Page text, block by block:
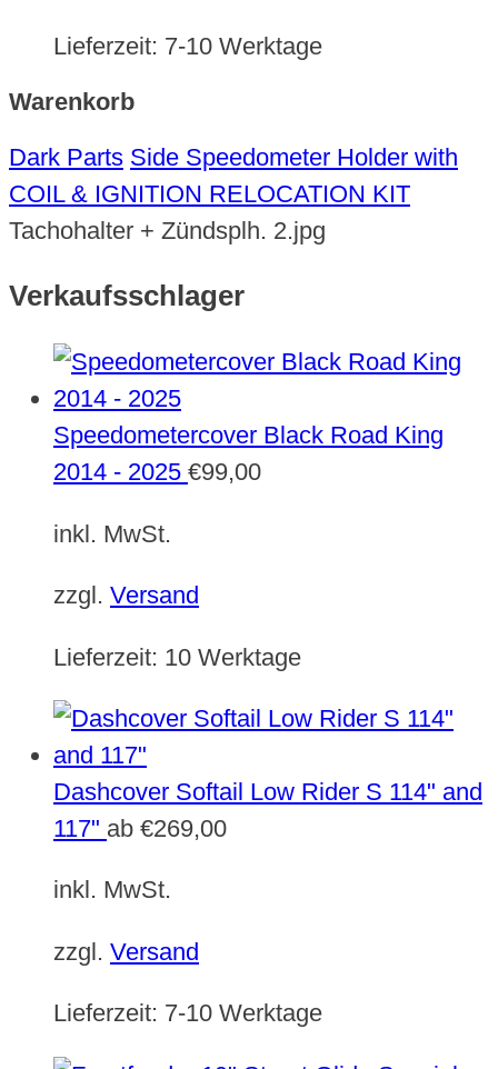
Lieferzeit: 7-10 Werktage
Warenkorb
Dark Parts Side Speedometer Holder with
COIL & IGNITION RELOCATION KIT
Tachohalter + Zündsplh. 2.jpg
Verkaufsschlager
Speedometercover Black Road King
2014 - 2025 €99,00
inkl. MwSt.
zzgl. Versand
Lieferzeit: 10 Werktage
Dashcover Softail Low Rider S 114" and
117" ab €269,00
inkl. MwSt.
zzgl. Versand
Lieferzeit: 7-10 Werktage